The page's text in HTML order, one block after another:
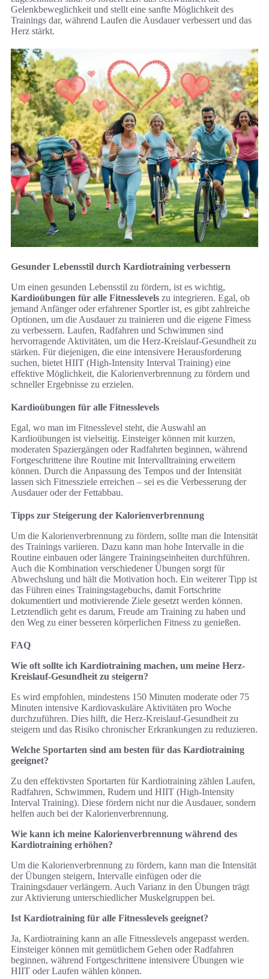
Gelenkbeweglichkeit und stellt eine sanfte Möglichkeit des
Trainings dar, während Laufen die Ausdauer verbessert und das
Herz stärkt.
Gesunder Lebensstil durch Kardiotraining verbessern
Um einen gesunden Lebensstil zu fördern, ist es wichtig,
Kardioübungen für alle Fitnesslevels zu integrieren. Egal, ob
jemand Anfänger oder erfahrener Sportler ist, es gibt zahlreiche
Optionen, um die Ausdauer zu trainieren und die eigene Fitness
zu verbessern. Laufen, Radfahren und Schwimmen sind
hervorragende Aktivitäten, um die Herz-Kreislauf-Gesundheit zu
stärken. Für diejenigen, die eine intensivere Herausforderung
suchen, bietet HIIT (High-Intensity Interval Training) eine
effektive Möglichkeit, die Kalorienverbrennung zu fördern und
schneller Ergebnisse zu erzielen.
Kardioübungen für alle Fitnesslevels
Egal, wo man im Fitnesslevel steht, die Auswahl an
Kardioübungen ist vielseitig. Einsteiger können mit kurzen,
moderaten Spaziergängen oder Radfahrten beginnen, während
Fortgeschrittene ihre Routine mit Intervalltraining erweitern
können. Durch die Anpassung des Tempos und der Intensität
lassen sich Fitnessziele erreichen – sei es die Verbesserung der
Ausdauer oder der Fettabbau.
Tipps zur Steigerung der Kalorienverbrennung
Um die Kalorienverbrennung zu fördern, sollte man die Intensität
des Trainings variieren. Dazu kann man hohe Intervalle in die
Routine einbauen oder längere Trainingseinheiten durchführen.
Auch die Kombination verschiedener Übungen sorgt für
Abwechslung und hält die Motivation hoch. Ein weiterer Tipp ist
das Führen eines Trainingstagebuchs, damit Fortschritte
dokumentiert und motivierende Ziele gesetzt werden können.
Letztendlich geht es darum, Freude am Training zu haben und
den Weg zu einer besseren körperlichen Fitness zu genießen.
FAQ
Wie oft sollte ich Kardiotraining machen, um meine Herz-
Kreislauf-Gesundheit zu steigern?
Es wird empfohlen, mindestens 150 Minuten moderate oder 75
Minuten intensive Kardiovaskuläre Aktivitäten pro Woche
durchzuführen. Dies hilft, die Herz-Kreislauf-Gesundheit zu
steigern und das Risiko chronischer Erkrankungen zu reduzieren.
Welche Sportarten sind am besten für das Kardiotraining
geeignet?
Zu den effektivsten Sportarten für Kardiotraining zählen Laufen,
Radfahren, Schwimmen, Rudern und HIIT (High-Intensity
Interval Training). Diese fördern nicht nur die Ausdauer, sondern
helfen auch bei der Kalorienverbrennung.
Wie kann ich meine Kalorienverbrennung während des
Kardiotraining erhöhen?
Um die Kalorienverbrennung zu fördern, kann man die Intensität
der Übungen steigern, Intervalle einfügen oder die
Trainingsdauer verlängern. Auch Varianz in den Übungen trägt
zur Aktivierung unterschiedlicher Muskelgruppen bei.
Ist Kardiotraining für alle Fitnesslevels geeignet?
Ja, Kardiotraining kann an alle Fitnesslevels angepasst werden.
Einsteiger können mit gemütlichem Gehen oder Radfahren
beginnen, während Fortgeschrittene intensivere Übungen wie
HIIT oder Laufen wählen können.